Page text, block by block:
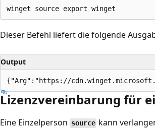
Dieser Befehl liefert die folgende
Output
Lizenzvereinbarung für
Eine Einzelperson source kann